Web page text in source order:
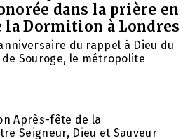
dans la prière en
la Dormition à Londres
du rappel à Dieu du
Souroge, le métropolite
Après-fête de la
Seigneur, Dieu et Sauveur